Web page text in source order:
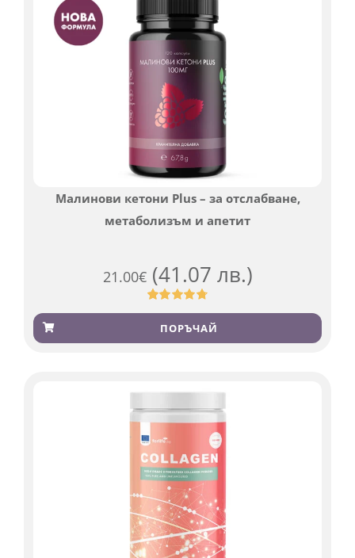
Малинови кетони Plus – за отслабване,
метаболизъм и апетит
21.00€ (41.07 лв.)
Оценен
4.76 от 5,
базирано
819
ПОРЪЧАЙ